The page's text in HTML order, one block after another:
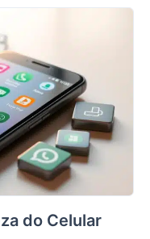
do Celular